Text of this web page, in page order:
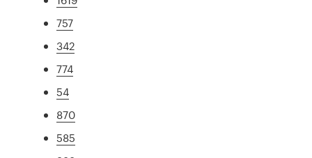
757
342
774
54
870
585